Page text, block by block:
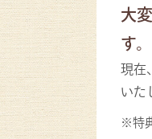
大
す。
現在
いた
※特